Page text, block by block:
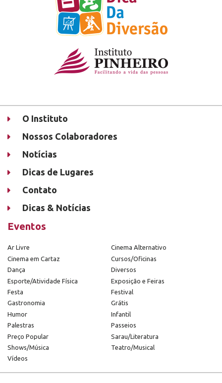
O Instituto
Nossos Colaboradores
Notícias
Dicas de Lugares
Contato
Dicas & Notícias
Eventos
Ar Livre
Cinema Alternativo
Cinema em Cartaz
Cursos/Oficinas
Dança
Diversos
Esporte/Atividade Física
Exposição e Feiras
Festa
Festival
Gastronomia
Grátis
Humor
Infantil
Palestras
Passeios
Preço Popular
Sarau/Literatura
Shows/Música
Teatro/Musical
Vídeos